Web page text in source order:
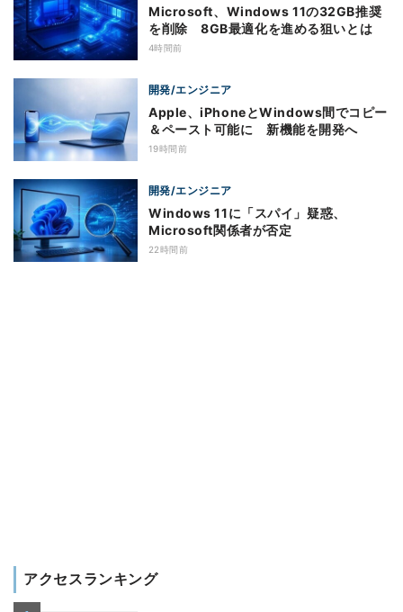
Microsoft、Windows 11の32GB推奨
を削除 8GB最適化を進める狙いとは
4時間前
開発/エンジニア
Apple、iPhoneとWindows間でコピー
＆ペースト可能に 新機能を開発へ
19時間前
開発/エンジニア
Windows 11に「スパイ」疑惑、
Microsoft関係者が否定
22時間前
アクセスランキング